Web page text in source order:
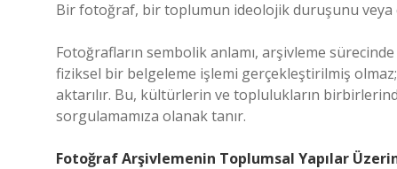
Bir fotoğraf, bir toplumun ideolojik duruşunu veya
Fotoğrafların sembolik anlamı, arşivleme
fiziksel bir belgeleme işlemi gerçekleştirilmiş
aktarılır. Bu, kültürlerin ve toplulukların
sorgulamamıza olanak tanır.
Fotoğraf Arşivlemenin Toplumsal Yapılar